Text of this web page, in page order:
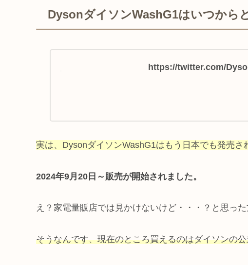
DysonダイソンWashG1はいつから
https://twitter.com/
実は、DysonダイソンWashG1はもう日本でも発売さ
2024年9月20日～販売が開始されました。
え？家電量販店では見かけないけど・・・？と思った
そうなんです、現在のところ買えるのはダイソンの